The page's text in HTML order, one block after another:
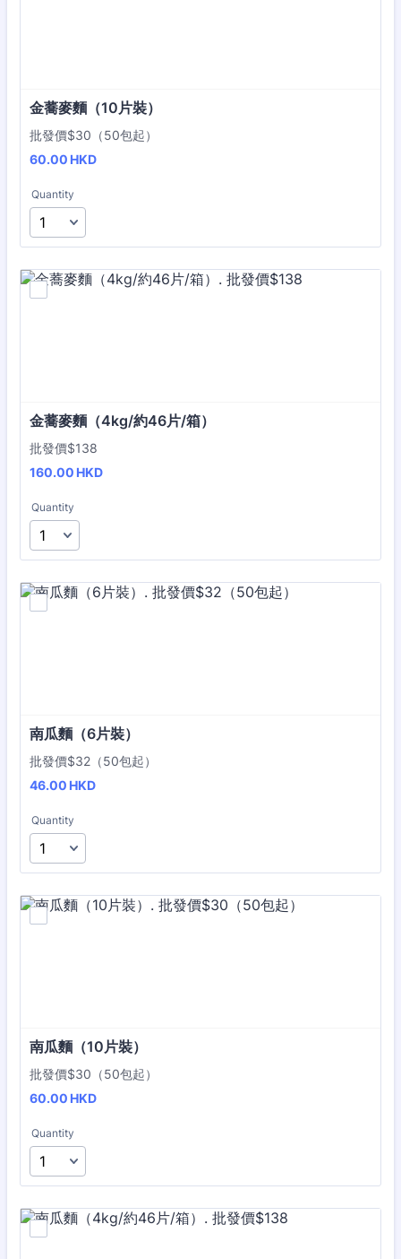
金蕎麥麵（10片裝）
批發價$30（50包起）
60.00 HKD
60.00 HKD
Quantity
金蕎麥麵（4kg/約46片/箱）
批發價$138
160.00 HKD
160.00 HKD
Quantity
南瓜麵（6片裝）
批發價$32（50包起）
46.00 HKD
46.00 HKD
Quantity
南瓜麵（10片裝）
批發價$30（50包起）
60.00 HKD
60.00 HKD
Quantity